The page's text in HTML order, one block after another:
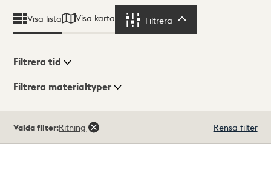
Visa lista Visa karta Filtrera
Visningsläge
Filtrera tid
Filtrera materialtyper
träffar
Valda filter:Ritning Rensa filter